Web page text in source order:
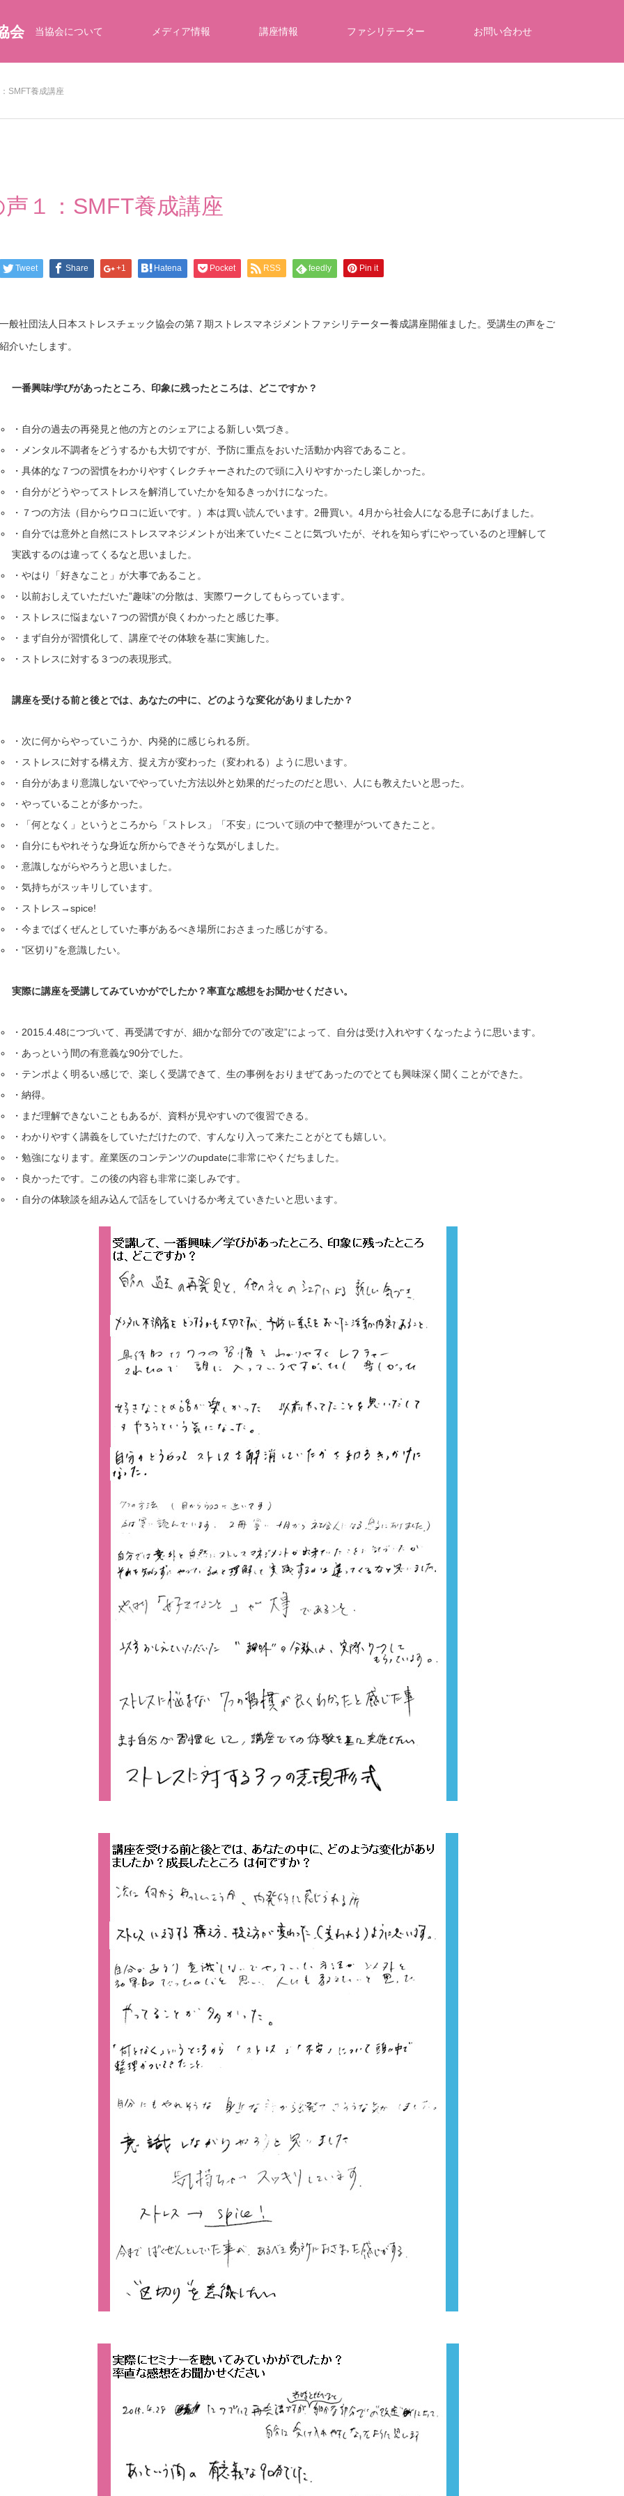
会 当協会について メディア情報 講座情報 ファシリテーター お問い合わせ
SMFT養成講座
１：SMFT養成講座
Tweet Share +1 Hatena Pocket RSS feedly Pin it
一般社団法人日本ストレスチェック協会の第７期ストレスマネジメントファシリテーター養成講座開催ました。受講生の声をご
紹介いたします。
一番興味/学びがあったところ、印象に残ったところは、どこですか ?
・自分の過去の再発見と他の方とのシェアによる新しい気づき。
・メンタル不調者をどうするかも大切ですが、予防に重点をおいた活動か内容であること。
・具体的な７つの習慣をわかりやすくレクチャーされたので頭に入りやすかったし楽しかった。
・自分がどうやってストレスを解消していたかを知るきっかけになった。
・７つの方法（目からウロコに近いです。）本は買い読んでいます。2冊買い。4月から社会人になる息子にあげました。
・自分では意外と自然にストレスマネジメントが出来ていた< ことに気づいたが、それを知らずにやっているのと理解して
実践するのは違ってくるなと思いました。
・やはり「好きなこと」が大事であること。
・以前おしえていただいた”趣味”の分散は、実際ワークしてもらっています。
・ストレスに悩まない７つの習慣が良くわかったと感じた事。
・まず自分が習慣化して、講座でその体験を基に実施した。
・ストレスに対する３つの表現形式。
講座を受ける前と後とでは、あなたの中に、どのような変化がありましたか？
・次に何からやっていこうか、内発的に感じられる所。
・ストレスに対する構え方、捉え方が変わった（変われる）ように思います。
・自分があまり意識しないでやっていた方法以外と効果的だったのだと思い、人にも教えたいと思った。
・やっていることが多かった。
・「何となく」というところから「ストレス」「不安」について頭の中で整理がついてきたこと。
・自分にもやれそうな身近な所からできそうな気がしました。
・意識しながらやろうと思いました。
・気持ちがスッキリしています。
・ストレス→spice!
・今までばくぜんとしていた事があるべき場所におさまった感じがする。
・”区切り”を意識したい。
実際に講座を受講してみていかがでしたか？率直な感想をお聞かせください。
・2015.4.48につづいて、再受講ですが、細かな部分での”改定”によって、自分は受け入れやすくなったように思います。
・あっという間の有意義な90分でした。
・テンポよく明るい感じで、楽しく受講できて、生の事例をおりまぜてあったのでとても興味深く聞くことができた。
・納得。
・まだ理解できないこともあるが、資料が見やすいので復習できる。
・わかりやすく講義をしていただけたので、すんなり入って来たことがとても嬉しい。
・勉強になります。産業医のコンテンツのupdateに非常にやくだちました。
・良かったです。この後の内容も非常に楽しみです。
・自分の体験談を組み込んで話をしていけるか考えていきたいと思います。